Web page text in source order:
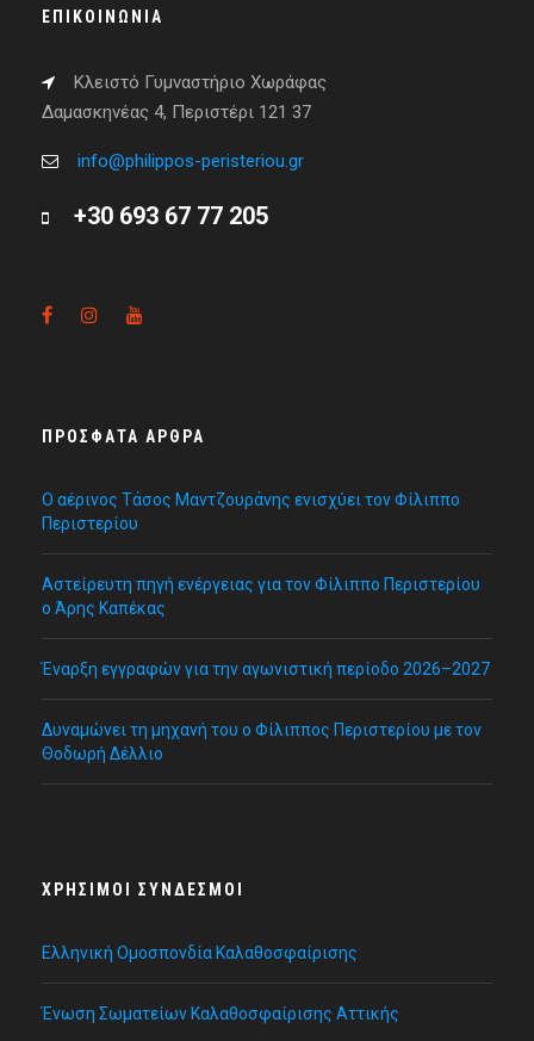
ΕΠΙΚΟΙΝΩΝΊΑ
Κλειστό Γυμναστήριο Χωράφας
Δαμασκηνέας 4, Περιστέρι 121 37
info@philippos-peristeriou.gr
+30 693 67 77 205
ΠΡΌΣΦΑΤΑ ΆΡΘΡΑ
Ο αέρινος Τάσος Μαντζουράνης ενισχύει τον Φίλιππο
Περιστερίου
Αστείρευτη πηγή ενέργειας για τον Φίλιππο Περιστερίου
ο Άρης Καπέκας
Έναρξη εγγραφών για την αγωνιστική περίοδο 2026–2027
Δυναμώνει τη μηχανή του ο Φίλιππος Περιστερίου με τον
Θοδωρή Δέλλιο
ΧΡΉΣΙΜΟΙ ΣΎΝΔΕΣΜΟΙ
Ελληνική Ομοσπονδία Καλαθοσφαίρισης
Ένωση Σωματείων Καλαθοσφαίρισης Αττικής